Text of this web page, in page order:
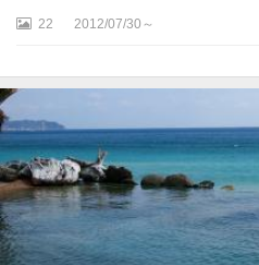
22 2012/07/30～